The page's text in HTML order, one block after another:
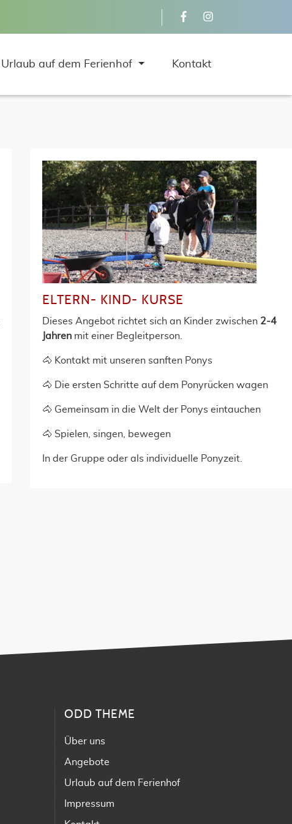
Urlaub auf dem Ferienhof Kontakt
ELTERN- KIND- KURSE
Dieses Angebot richtet sich an Kinder zwischen 2-4
Jahren mit einer Begleitperson.
🐴 Kontakt mit unseren sanften Ponys
🐴 Die ersten Schritte auf dem Ponyrücken wagen
🐴 Gemeinsam in die Welt der Ponys eintauchen
🐴 Spielen, singen, bewegen
In der Gruppe oder als individuelle Ponyzeit.
ODD THEME
Über uns
Angebote
Urlaub auf dem Ferienhof
Impressum